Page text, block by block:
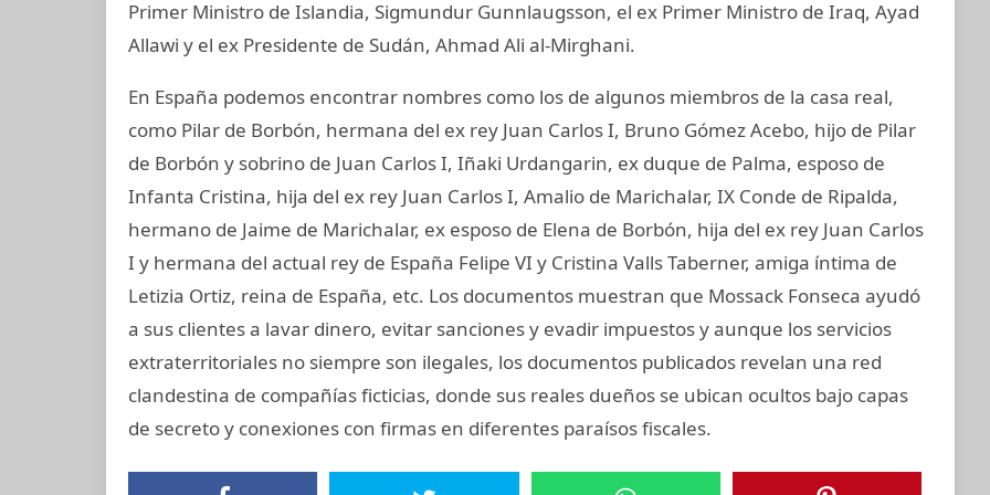
Primer Ministro de Islandia, Sigmundur Gunnlaugsson, el ex Primer Ministro de Iraq, Ayad
Allawi y el ex Presidente de Sudán, Ahmad Ali al-Mirghani.
En España podemos encontrar nombres como los de algunos miembros de la casa real,
como Pilar de Borbón, hermana del ex rey Juan Carlos I, Bruno Gómez Acebo, hijo de Pilar
de Borbón y sobrino de Juan Carlos I, Iñaki Urdangarin, ex duque de Palma, esposo de
Infanta Cristina, hija del ex rey Juan Carlos I, Amalio de Marichalar, IX Conde de Ripalda,
hermano de Jaime de Marichalar, ex esposo de Elena de Borbón, hija del ex rey Juan Carlos
I y hermana del actual rey de España Felipe VI y Cristina Valls Taberner, amiga íntima de
Letizia Ortiz, reina de España, etc. Los documentos muestran que Mossack Fonseca ayudó
a sus clientes a lavar dinero, evitar sanciones y evadir impuestos y aunque los servicios
extraterritoriales no siempre son ilegales, los documentos publicados revelan una red
clandestina de compañías ficticias, donde sus reales dueños se ubican ocultos bajo capas
de secreto y conexiones con firmas en diferentes paraísos fiscales.